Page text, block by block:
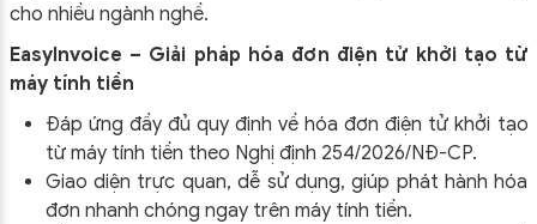
cho nhiều ngành nghề.
EasyInvoice – Giải pháp hóa đơn điện tử khởi tạo từ
máy tính tiền
Đáp ứng đầy đủ quy định về hóa đơn điện tử khởi tạo
từ máy tính tiền theo Nghị định 254/2026/NĐ-CP.
Giao diện trực quan, dễ sử dụng, giúp phát hành hóa
đơn nhanh chóng ngay trên máy tính tiền.